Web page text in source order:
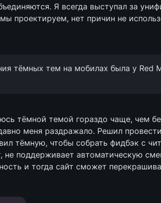
Я всегда выступал за
проектируем, нет причин не
тёмных тем на мобилах была у Red
меня раздражало. Решил
не поддерживает автоматическую
и тогда сайт сможет